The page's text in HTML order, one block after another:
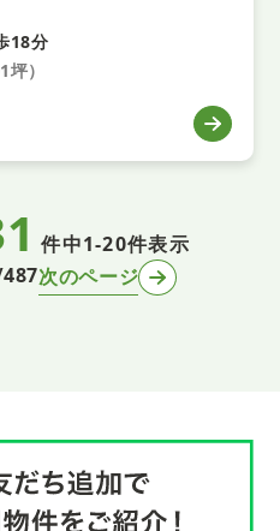
18分
）
件中1-20件表示
次のページ